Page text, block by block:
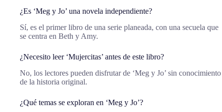
¿Es ‘Meg y Jo’ una novela independiente?
Sí, es el primer libro de una serie planeada, con una secuela que
se centra en Beth y Amy.
¿Necesito leer ‘Mujercitas’ antes de este libro?
No, los lectores pueden disfrutar de ‘Meg y Jo’ sin conocimiento
de la historia original.
¿Qué temas se exploran en ‘Meg y Jo’?